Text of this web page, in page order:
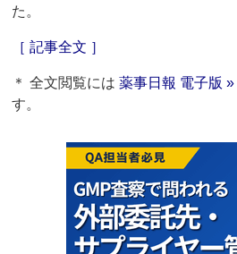
た。
［ 記事全文 ］
＊ 全文閲覧には薬事日報 電子版 »
す。